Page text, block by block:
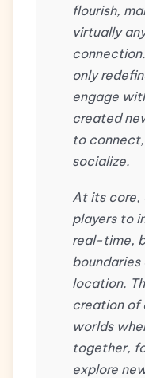
flourish,
virtually
only
engage
created
to
socialize.
At its core,
players to
real-time,
location.
creation of
worlds
together,
explore